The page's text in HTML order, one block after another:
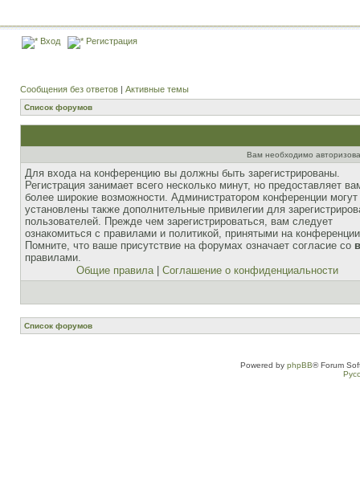
Вход Регистрация
Сообщения без ответов | Активные темы
Список форумов
Вам необходимо
Для входа на конференцию вы должны быть зарегистрированы.
Регистрация занимает всего несколько минут, но предоставляет
более широкие возможности. Администратором конференции
установлены также дополнительные привилегии для
пользователей. Прежде чем зарегистрироваться, вам следует
ознакомиться с правилами и политикой, принятыми на
Помните, что ваше присутствие на форумах означает согласие со
правилами.
Общие правила| Соглашение о конфиденциальности
Список форумов
Powered by phpBB® Forum